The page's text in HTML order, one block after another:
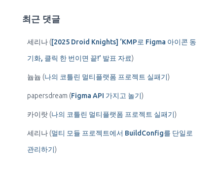
최근 댓글
세리나 ([2025 Droid Knights] ‘KMP로 Figma 아이콘 동
기화, 클릭 한 번이면 끝!’ 발표 자료)
늅늅 (나의 코틀린 멀티플랫폼 프로젝트 실패기)
papersdream (Figma API 가지고 놀기)
카이랏 (나의 코틀린 멀티플랫폼 프로젝트 실패기)
세리나 (멀티 모듈 프로젝트에서 BuildConfig를 단일로
관리하기)